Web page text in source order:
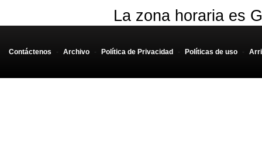
La zona horaria es
Contáctenos - Archivo - Política de Privacidad - Políticas de uso -